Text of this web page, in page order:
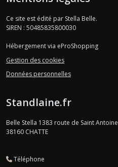
Ce site est édité par Stella Belle.
SIREN : 50485835800030
Hébergement via eProShopping
Gestion des cookies
Données personnelles
Standlaine.fr
Belle Stella 1383 route de Saint Antoine
38160 CHATTE
Téléphone